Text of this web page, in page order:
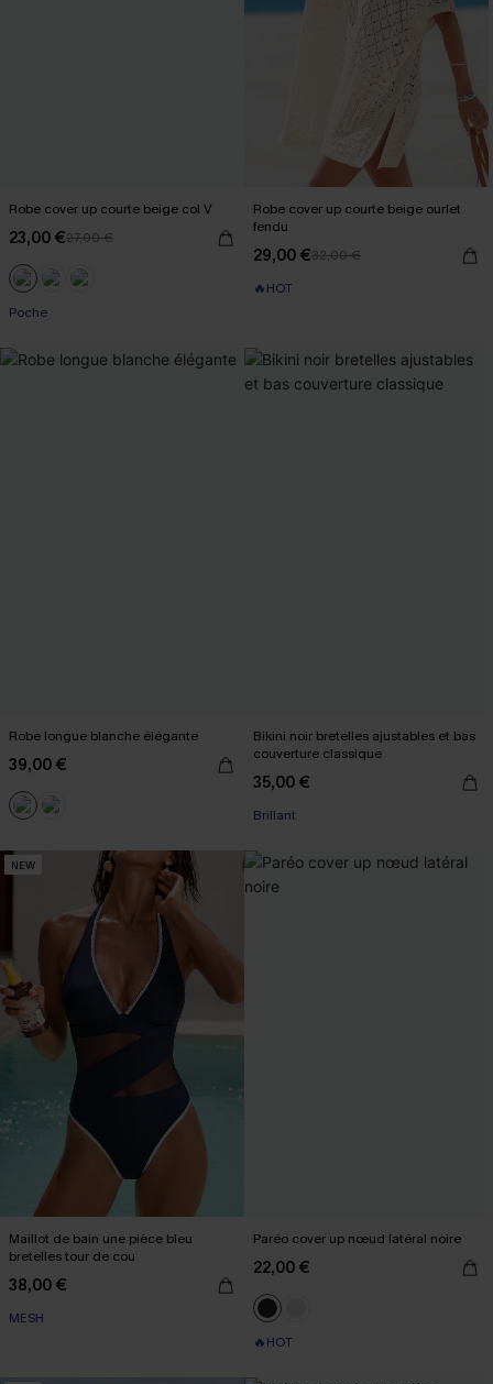
Robe cover up courte beige col V
23,00 €27,00 €
Poche
Robe cover up courte beige ourlet
fendu
29,00 €32,00 €
🔥HOT
Robe longue blanche élégante
39,00 €
Bikini noir bretelles ajustables et bas
couverture classique
35,00 €
Brillant
NEW
Maillot de bain une pièce bleu
bretelles tour de cou
38,00 €
MESH
Paréo cover up nœud latéral noire
22,00 €
🔥HOT